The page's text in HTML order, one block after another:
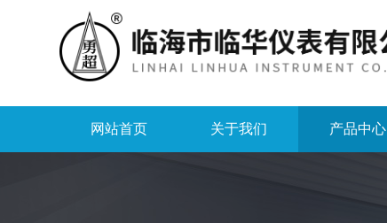
网站首页 关于我们 产品中心